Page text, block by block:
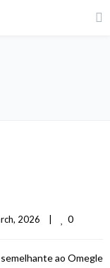
2026 0
ao Omegle